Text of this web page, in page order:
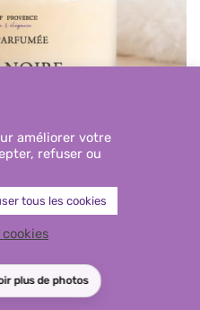
Noire
en
améliorer votre
refuser ou
tous les cookies